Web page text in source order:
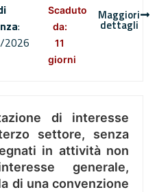
:
Scaduto
da:
11
giorni
Maggiori
dettagli
di interesse
settore, senza
in attività non
generale,
di una convenzione